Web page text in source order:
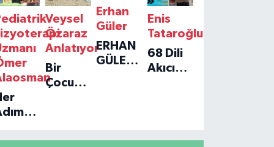
Veysel
Özaraz
Anlatıyor
Bir
Çocuğun
Yolculuğu
Erhan
Güler
ERHAN
GÜLER'IN
Enis
Tataroğlu
68 Dili
Akıcı